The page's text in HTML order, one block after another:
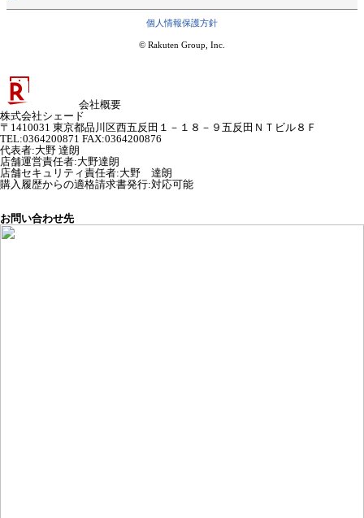
個人情報保護方針
© Rakuten Group, Inc.
会社概要
株式会社シェード
〒1410031 東京都品川区西五反田１－１８－９五反田ＮＴビル８Ｆ
TEL:0364200871 FAX:0364200876
代表者:大野 達朗
店舗運営責任者:大野達朗
店舗セキュリティ責任者:大野 達朗
購入履歴からの適格請求書発行:対応可能
お問い合わせ先